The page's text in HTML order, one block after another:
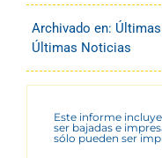
Archivado en:
Últimas Noticias
Este informe
ser bajadas e
sólo pueden ser